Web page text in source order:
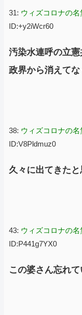
31: ウィズコロナの名
ID:+y2iWcr60
汚染水連呼の立
政界から消えて
38: ウィズコロナの名
ID:V8Pldmuz0
久々に出てきた
43: ウィズコロナの名
ID:P441g7YX0
この婆さん忘れ